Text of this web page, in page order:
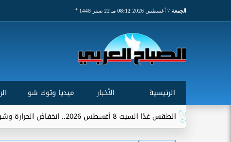
الجمعة 08:12 مـ 22 صفر 1448 هـ
الرئيسية الأخبار ميديا وتوك شو
الطقس غدًا السبت 8 أغسطس 2026.. انخفاض الحرارة وشبورة ورياح على عدة...